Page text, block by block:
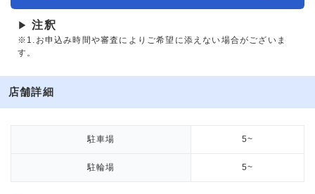
▶ 注釈
※1.お申込み時間や審査によりご希望に添えない場合がございま
す。
店舗詳細
駐車場 5~
駐輪場 5~